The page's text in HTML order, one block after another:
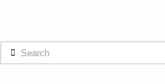
Search